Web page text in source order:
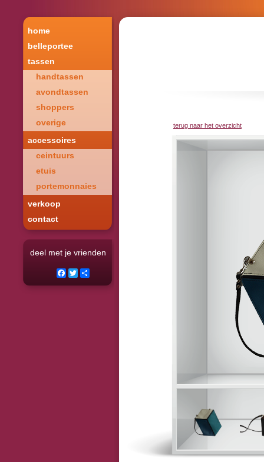
home
belleportee
tassen
handtassen
avondtassen
shoppers
overige
accessoires
ceintuurs
etuis
portemonnaies
verkoop
contact
deel met je vrienden
Facebook
Twitter
terug naar het overzicht